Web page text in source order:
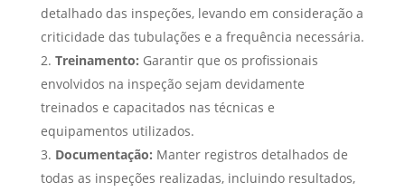
detalhado das inspeções, levando em consideração a
criticidade das tubulações e a frequência necessária.
Treinamento: Garantir que os profissionais
envolvidos na inspeção sejam devidamente
treinados e capacitados nas técnicas e
equipamentos utilizados.
Documentação: Manter registros detalhados de
todas as inspeções realizadas, incluindo resultados,